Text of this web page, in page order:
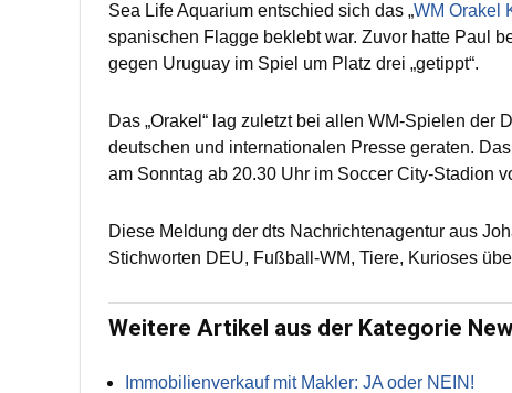
Sea Life Aquarium entschied sich das „WM Orakel
spanischen Flagge beklebt war. Zuvor hatte Paul
gegen Uruguay im Spiel um Platz drei „getippt“.
Das „Orakel“ lag zuletzt bei allen WM-Spielen
deutschen und internationalen Presse geraten.
am Sonntag ab 20.30 Uhr im Soccer City-Stadion
Diese Meldung der dts Nachrichtenagentur aus
Stichworten DEU, Fußball-WM, Tiere, Kurioses
Weitere Artikel aus der Kategorie
Immobilienverkauf mit Makler: JA oder NEIN!